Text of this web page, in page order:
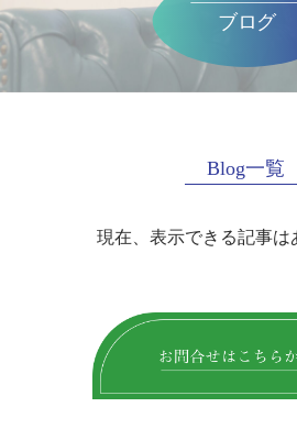
Blog一覧
現在、表示できる記事は